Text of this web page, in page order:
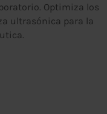
Optimiza los
ultrasónica para la